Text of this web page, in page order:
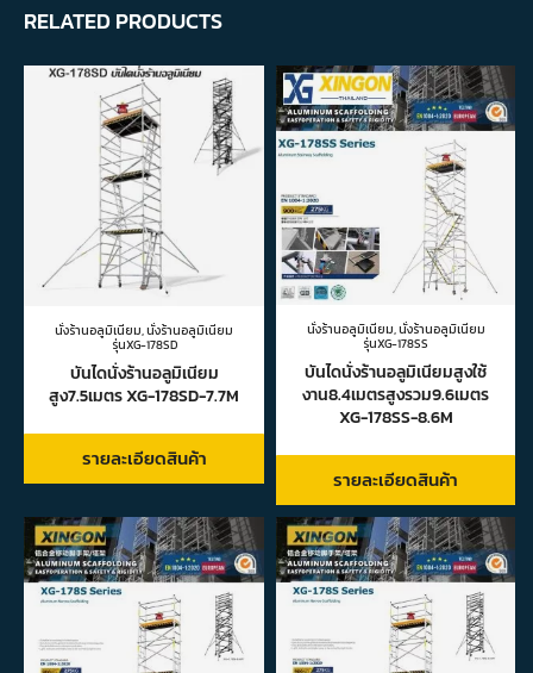
RELATED PRODUCTS
นั่งร้านอลูมิเนียม,นั่งร้านอลูมิเนียม
รุ่นXG-178SD
บันไดนั่งร้านอลูมิเนียม
สูง7.5เมตร XG-178SD-7.7M
รายละเอียดสินค้า
นั่งร้านอลูมิเนียม,นั่งร้านอลูมิเนียม
รุ่นXG-178SS
บันไดนั่งร้านอลูมิเนียมสูงใช้
งาน8.4เมตรสูงรวม9.6เมตร
XG-178SS-8.6M
รายละเอียดสินค้า